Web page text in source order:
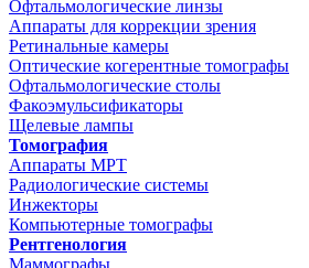
Офтальмологические линзы
Аппараты для коррекции зрения
Ретинальные камеры
Оптические когерентные томографы
Офтальмологические столы
Факоэмульсификаторы
Щелевые лампы
Томография
Аппараты МРТ
Радиологические системы
Инжекторы
Компьютерные томографы
Рентгенология
Маммографы